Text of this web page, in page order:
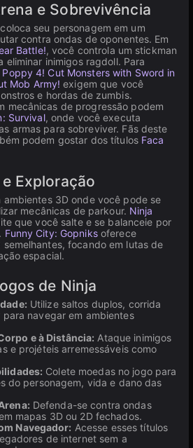
e Sobrevivência
seu personagem em um
contra ondas de oponentes. Em
Battle!, você controla um stickman
eliminar inimigos ragdoll. Para
Poppy 4! Cut Monsters with Sword in
Mob Army! exigem que você
e hordas de zumbis.
mecânicas de progressão podem
Survival, onde você executa
armas para sobreviver. Fãs deste
podem gostar dos títulos Faca
Exploração
ambientes 3D onde você pode se
mecânicas de parkour. Ninja
que você salte e se balanceie por
Funny City: Gopniksoferece
focando em lutas de
espacial.
de Ninja
Utilize saltos duplos, corrida
navegar em ambientes
e à Distância: Ataque inimigos
e projéteis arremessáveis como
Colete moedas no jogo para
do personagem, vida e dano das
Defenda-se contra ondas
mapas 3D ou 2D fechados.
Navegador: Acesse esses títulos
de internet sem a